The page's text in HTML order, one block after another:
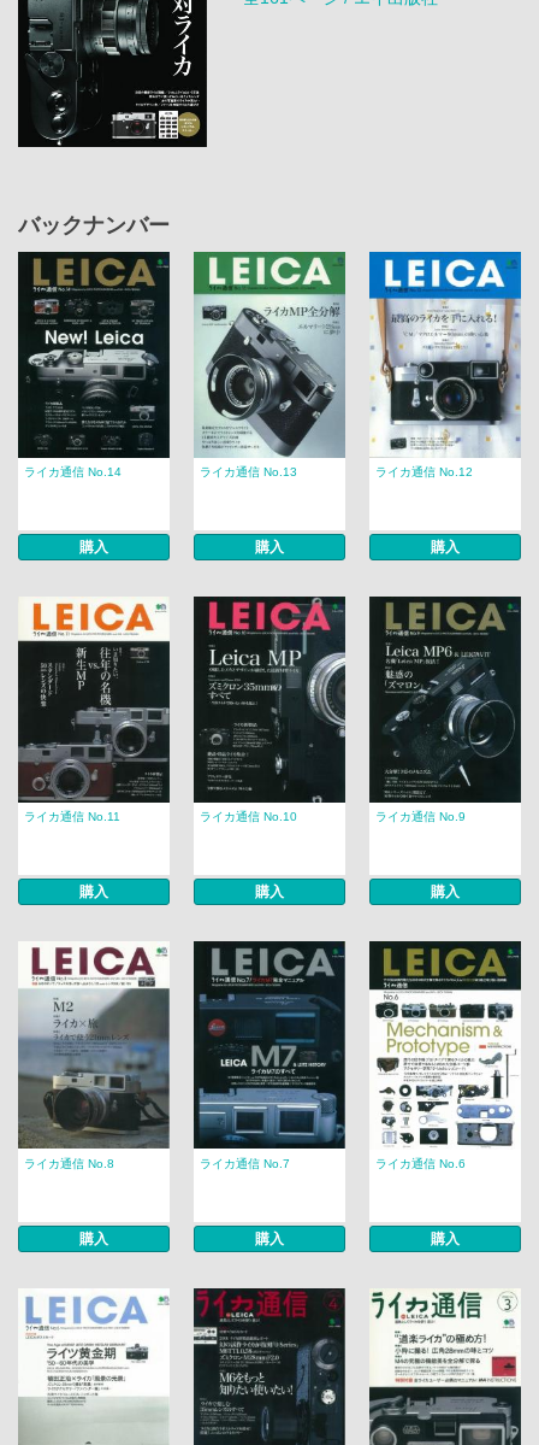
バックナンバー
ライカ通信 No.14
購入
ライカ通信 No.13
購入
ライカ通信 No.12
購入
ライカ通信 No.11
購入
ライカ通信 No.10
購入
ライカ通信 No.9
購入
ライカ通信 No.8
購入
ライカ通信 No.7
購入
ライカ通信 No.6
購入